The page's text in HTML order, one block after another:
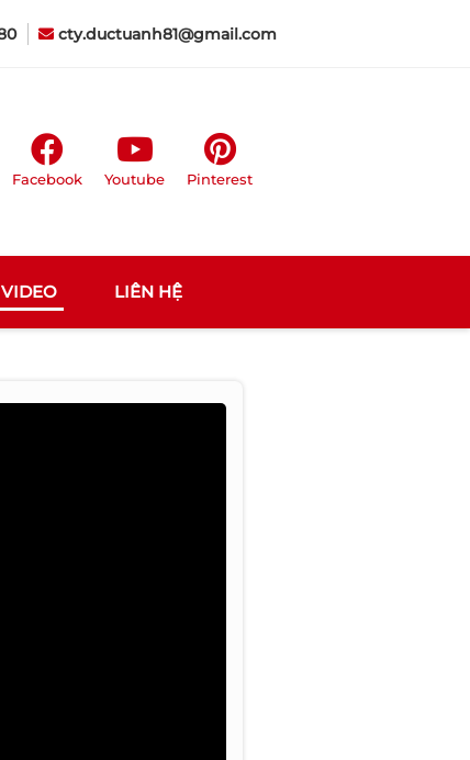
cty.ductuanh81@gmail.com
Facebook Youtube Pinterest
VIDEO LIÊN HỆ